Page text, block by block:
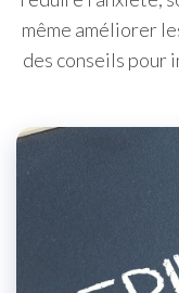
même améliorer
des conseils pour